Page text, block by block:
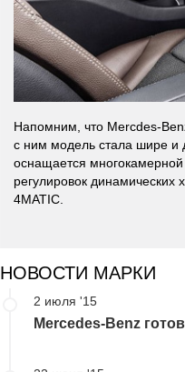
Напомним, что Mercdes-
с ним модель стала шире и
оснащается
регулировок
4MATIC.
НОВОСТИ МАРКИ
2 июля '15
Mercedes-Benz